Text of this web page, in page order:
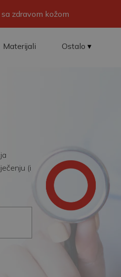
zdravom kožom
Materijali Ostalo
(i